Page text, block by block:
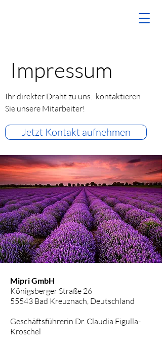
Impressum
Ihr direkter Draht zu uns: kontaktieren
Sie unsere Mitarbeiter!
Jetzt Kontakt aufnehmen
Mipri GmbH
Königsberger Straße 26
55543 Bad Kreuznach, Deutschland
Geschäftsführerin Dr. Claudia Figulla-
Kroschel